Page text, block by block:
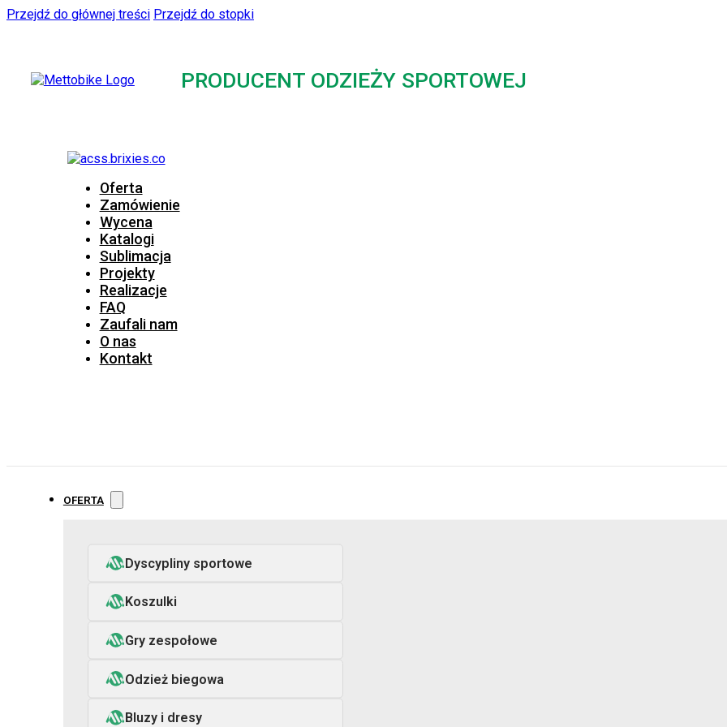
Przejdź do głównej treści Przejdź do stopki
PRODUCENT ODZIEŻY SPORTOWEJ
Oferta
Zamówienie
Wycena
Katalogi
Sublimacja
Projekty
Realizacje
FAQ
Zaufali nam
O nas
Kontakt
OFERTA
Dyscypliny sportowe
Koszulki
Gry zespołowe
Odzież biegowa
Bluzy i dresy